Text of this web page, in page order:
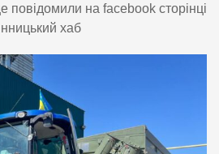
на facebook сторінці
хаб